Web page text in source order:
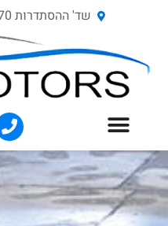
שד' ההסתדרות 70‏ חיפה